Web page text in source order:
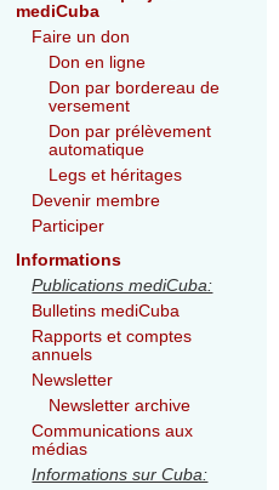
mediCuba
Faire un don
Don en ligne
Don par bordereau de
versement
Don par prélèvement
automatique
Legs et héritages
Devenir membre
Participer
Informations
Publications mediCuba:
Bulletins mediCuba
Rapports et comptes
annuels
Newsletter
Newsletter archive
Communications aux
médias
Informations sur Cuba: